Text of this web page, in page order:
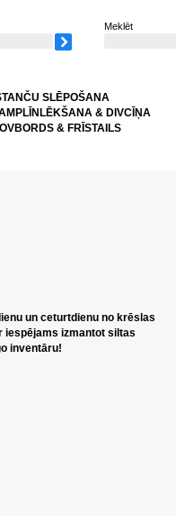
Meklēt
SLĒPOŠANA
& DIVCĪŅA
& FRĪSTAILS
un ceturtdienu no krēslas
iespējams izmantot siltas
inventāru!